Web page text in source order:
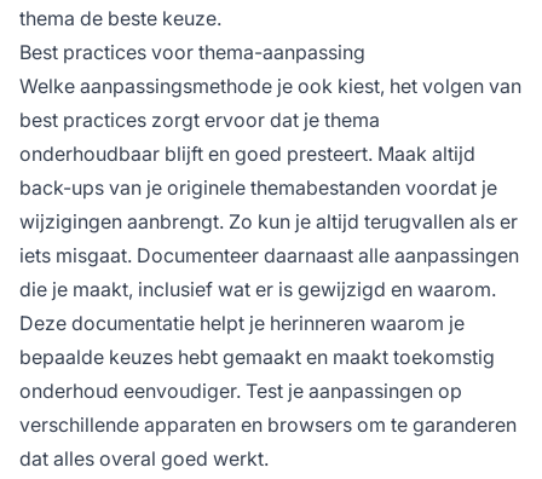
thema de beste keuze.
Best practices voor thema-aanpassing
Welke aanpassingsmethode je ook kiest, het volgen van
best practices zorgt ervoor dat je thema
onderhoudbaar blijft en goed presteert. Maak altijd
back-ups van je originele themabestanden voordat je
wijzigingen aanbrengt. Zo kun je altijd terugvallen als er
iets misgaat. Documenteer daarnaast alle aanpassingen
die je maakt, inclusief wat er is gewijzigd en waarom.
Deze documentatie helpt je herinneren waarom je
bepaalde keuzes hebt gemaakt en maakt toekomstig
onderhoud eenvoudiger. Test je aanpassingen op
verschillende apparaten en browsers om te garanderen
dat alles overal goed werkt.